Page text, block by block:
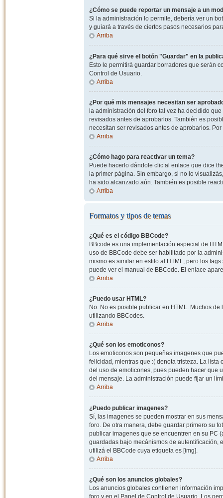
¿Cómo se puede reportar un mensaje a un
Si la administración lo permite, debería ver un
y guiará a través de ciertos pasos necesarios
Arriba
¿Para qué sirve el botón "Guardar" en la
Esto le permitirá guardar borradores que serán
Control de Usuario.
Arriba
¿Por qué mis mensajes necesitan ser
la administración del foro tal vez ha decidido
revisados antes de aprobarlos. También es
necesitan ser revisados antes de aprobarlos.
Arriba
¿Cómo hago para reactivar un tema?
Puede hacerlo dándole clic al enlace que dice
la primer página. Sin embargo, si no lo
ha sido alcanzado aún. También es posible
Arriba
Formatos y tipos de temas
¿Qué es el código BBCode?
BBcode es una implementación especial de
uso de BBCode debe ser habilitado por la
mismo es similar en estilo al HTML, pero los
puede ver el manual de BBCode. El enlace
Arriba
¿Puedo usar HTML?
No. No es posible publicar en HTML. Muchos
utilizando BBCodes.
Arriba
¿Qué son los emoticonos?
Los emoticonos son pequeñas imagenes que
felicidad, mientras que :( denota tristeza. La
del uso de emoticones, pues pueden hacer que
del mensaje. La administración puede fijar un
Arriba
¿Puedo publicar imagenes?
Sí, las imagenes se pueden mostrar en sus
foro. De otra manera, debe guardar primero su
publicar imagenes que se encuentren en su PC
guardadas bajo mecánismos de autentificación,
utilizá el BBCode cuya etiqueta es [img].
Arriba
¿Qué son los anuncios globales?
Los anuncios globales contienen información
foro y en el Panel de Control de Usuario. Los